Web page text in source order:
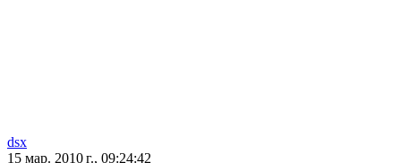
dsx
15 мар. 2010 г., 09:24:42